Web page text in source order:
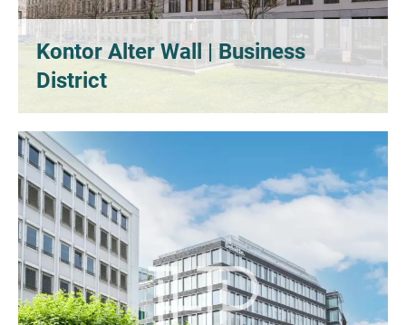
Kontor Alter Wall | Business
District